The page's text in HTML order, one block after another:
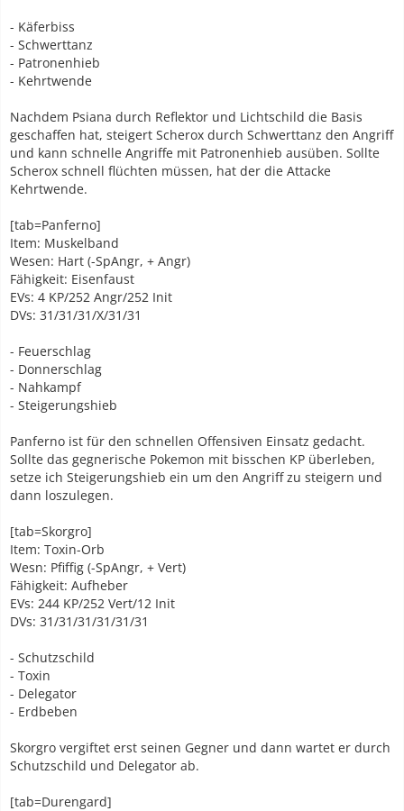
- Käferbiss
- Schwerttanz
- Patronenhieb
- Kehrtwende
Nachdem Psiana durch Reflektor und Lichtschild die Basis
geschaffen hat, steigert Scherox durch Schwerttanz den Angriff
und kann schnelle Angriffe mit Patronenhieb ausüben. Sollte
Scherox schnell flüchten müssen, hat der die Attacke
Kehrtwende.
[tab=Panferno]
Item: Muskelband
Wesen: Hart (-SpAngr, + Angr)
Fähigkeit: Eisenfaust
EVs: 4 KP/252 Angr/252 Init
DVs: 31/31/31/X/31/31
- Feuerschlag
- Donnerschlag
- Nahkampf
- Steigerungshieb
Panferno ist für den schnellen Offensiven Einsatz gedacht.
Sollte das gegnerische Pokemon mit bisschen KP überleben,
setze ich Steigerungshieb ein um den Angriff zu steigern und
dann loszulegen.
[tab=Skorgro]
Item: Toxin-Orb
Wesn: Pfiffig (-SpAngr, + Vert)
Fähigkeit: Aufheber
EVs: 244 KP/252 Vert/12 Init
DVs: 31/31/31/31/31/31
- Schutzschild
- Toxin
- Delegator
- Erdbeben
Skorgro vergiftet erst seinen Gegner und dann wartet er durch
Schutzschild und Delegator ab.
[tab=Durengard]